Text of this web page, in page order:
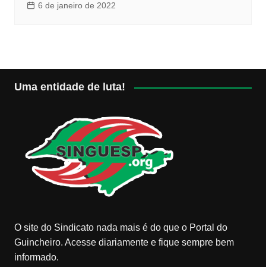
6 de janeiro de 2022
Uma entidade de luta!
O site do Sindicato nada mais é do que o Portal do
Guincheiro. Acesse diariamente e fique sempre bem
informado.